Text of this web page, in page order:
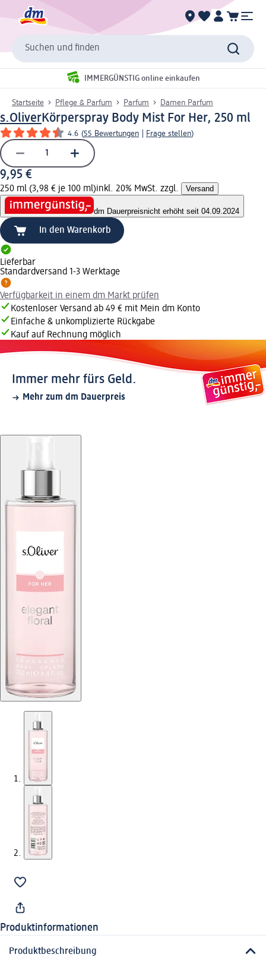
Suchen und finden
IMMERGÜNSTIG online einkaufen
Startseite Pflege & Parfum Parfum Damen Parfum
s.OliverKörperspray Body Mist For Her, 250 ml
4.6 (55 Bewertungen Frage stellen)
9,95 €
250 ml (3,98 € je 100 ml)inkl. 20% MwSt. zzgl. Versand
dm Dauerpreisnicht erhöht seit 04.09.2024
In den Warenkorb
Lieferbar
Standardversand 1-3 Werktage
Verfügbarkeit in einem dm Markt prüfen
Kostenloser Versand ab 49 € mit Mein dm Konto
Einfache & unkomplizierte Rückgabe
Kauf auf Rechnung möglich
Immer mehr fürs Geld.
Mehr zum dm Dauerpreis
Produktinformationen
Produktbeschreibung